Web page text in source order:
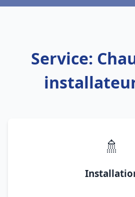
Service:
🚿